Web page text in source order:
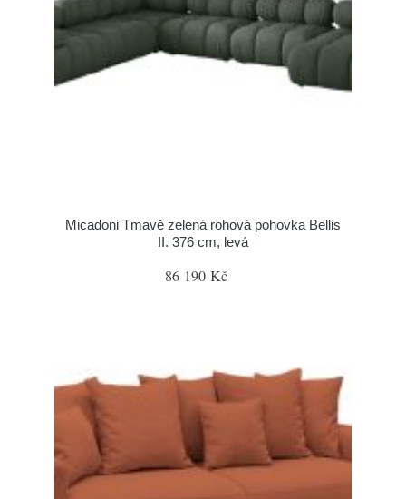
Micadoni Tmavě zelená rohová pohovka Bellis
II. 376 cm, levá
86 190 Kč